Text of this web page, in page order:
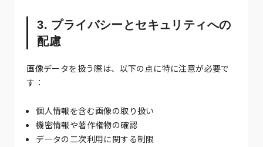
3. プライバシーとセキュリティへの
配慮
画像データを扱う際は、以下の点に特に注意が必要で
す：
個人情報を含む画像の取り扱い
機密情報や著作権物の確認
データの二次利用に関する制限